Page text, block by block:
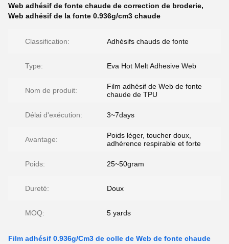
Web adhésif de fonte chaude de correction de broderie,
Web adhésif de la fonte 0.936g/cm3 chaude
Classification: Adhésifs chauds de fonte
Type: Eva Hot Melt Adhesive Web
Nom de produit:
Film adhésif de Web de fonte
chaude de TPU
Délai d'exécution: 3~7days
Avantage:
Poids léger, toucher doux,
adhérence respirable et forte
Poids: 25~50gram
Dureté: Doux
MOQ: 5 yards
Film adhésif 0.936g/Cm3 de colle de Web de fonte chaude